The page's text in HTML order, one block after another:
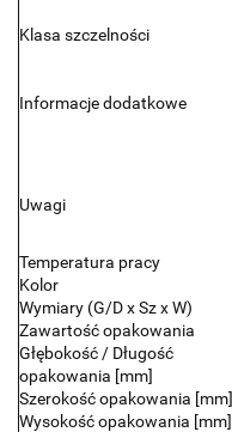
Klasa szczelności
Informacje dodatkowe
Uwagi
Temperatura pracy
Kolor
Wymiary (G/D x Sz x W)
Zawartość opakowania
Głębokość / Długość
opakowania [mm]
Szerokość opakowania [mm]
Wysokość opakowania [mm]